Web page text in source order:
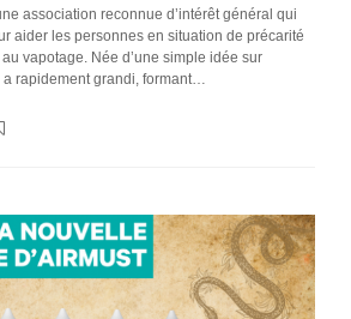
association reconnue d’intérêt général qui
aider les personnes en situation de précarité
vapotage. Née d’une simple idée sur
a rapidement grandi, formant…